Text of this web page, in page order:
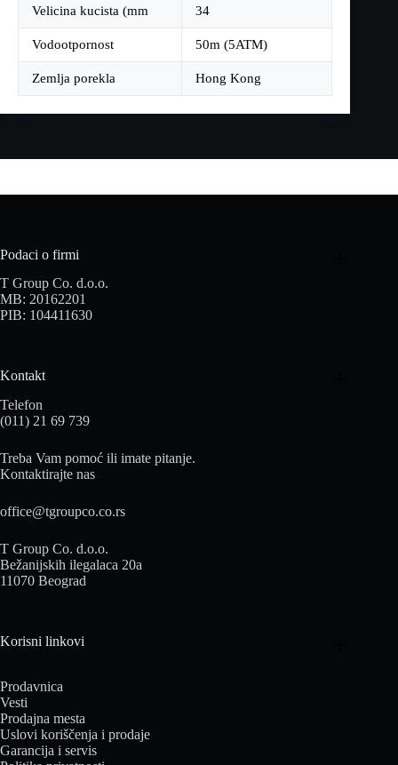
Velicina kucista (mm 34
Vodootpornost 50m (5ATM)
Zemlja porekla Hong Kong
Podaci o firmi
T Group Co. d.o.o.
MB: 20162201
PIB: 104411630
Kontakt
Telefon
(011) 21 69 739
Treba Vam pomoć ili imate pitanje.
Kontaktirajte nas
office@tgroupco.co.rs
T Group Co. d.o.o.
Bežanijskih ilegalaca 20a
11070 Beograd
Korisni linkovi
Prodavnica
Vesti
Prodajna mesta
Uslovi koriščenja i prodaje
Garancija i servis